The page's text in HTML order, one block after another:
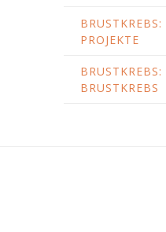
PROJEKTE
BRUSTKREBS